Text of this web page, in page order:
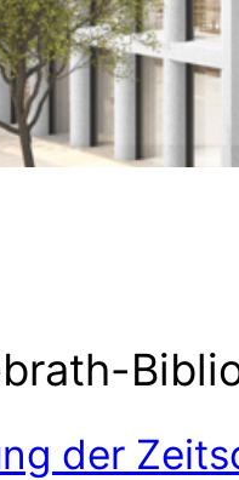
der